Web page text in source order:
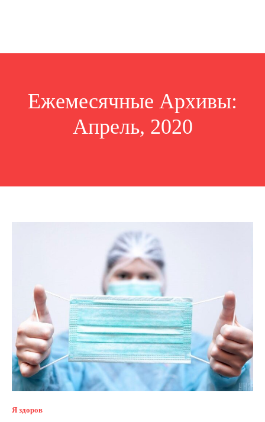
Ежемесячные Архивы:
Апрель, 2020
Я здоров